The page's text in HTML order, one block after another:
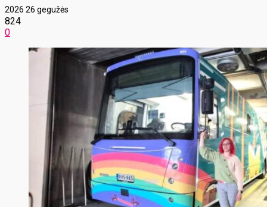
2026 26 gegužės
824
0